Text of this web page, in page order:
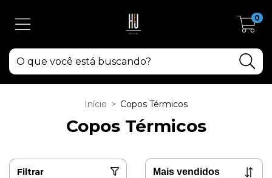
0
Início > Copos Térmicos
Copos Térmicos
Filtrar